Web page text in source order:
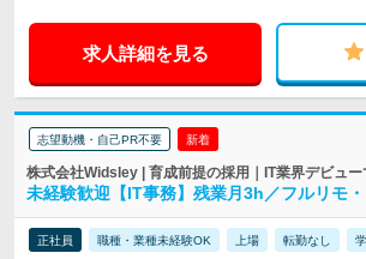
求人詳細を見る
志望動機・自己PR不要 新着
株式会社Widsley | 育成前提の採用｜IT業界デビュ
未経験歓迎【IT事務】残業月3h／フルリモ
正社員 職種・業種未経験OK 上場 転勤なし